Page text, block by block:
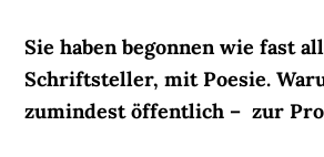
Sie haben begonnen wie fast
Schriftsteller, mit Poesie.
zumindest öffentlich – zur